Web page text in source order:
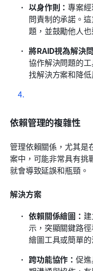
以身作則：專案
問責制的承諾。
題，並鼓勵他人也
將RAID視為解決
協作解決問題的
找解決方案和降
依賴管理的複雜性
管理依賴關係，尤其是
案中，可能非常具有挑
就會導致延誤和瓶頸。
解決方案
依賴關係繪圖：
示，突顯關鍵路
繪圖工具或簡單
跨功能協作：促